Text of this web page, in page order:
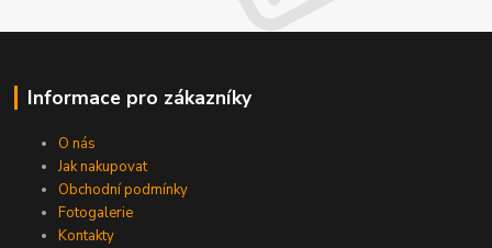
Informace pro zákazníky
O nás
Jak nakupovat
Obchodní podmínky
Fotogalerie
Kontakty